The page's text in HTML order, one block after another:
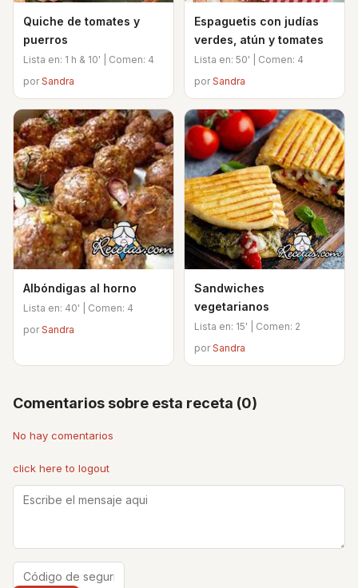
Quiche de tomates y
puerros
Lista en: 1 h & 10' | Comen: 4
porSandra
Espaguetis con judías
verdes, atún y tomates
Lista en: 50' | Comen: 4
porSandra
Albóndigas al horno
Lista en: 40' | Comen: 4
porSandra
Sandwiches
vegetarianos
Lista en: 15' | Comen: 2
porSandra
Comentarios sobre esta receta (0)
No hay comentarios
click here to logout